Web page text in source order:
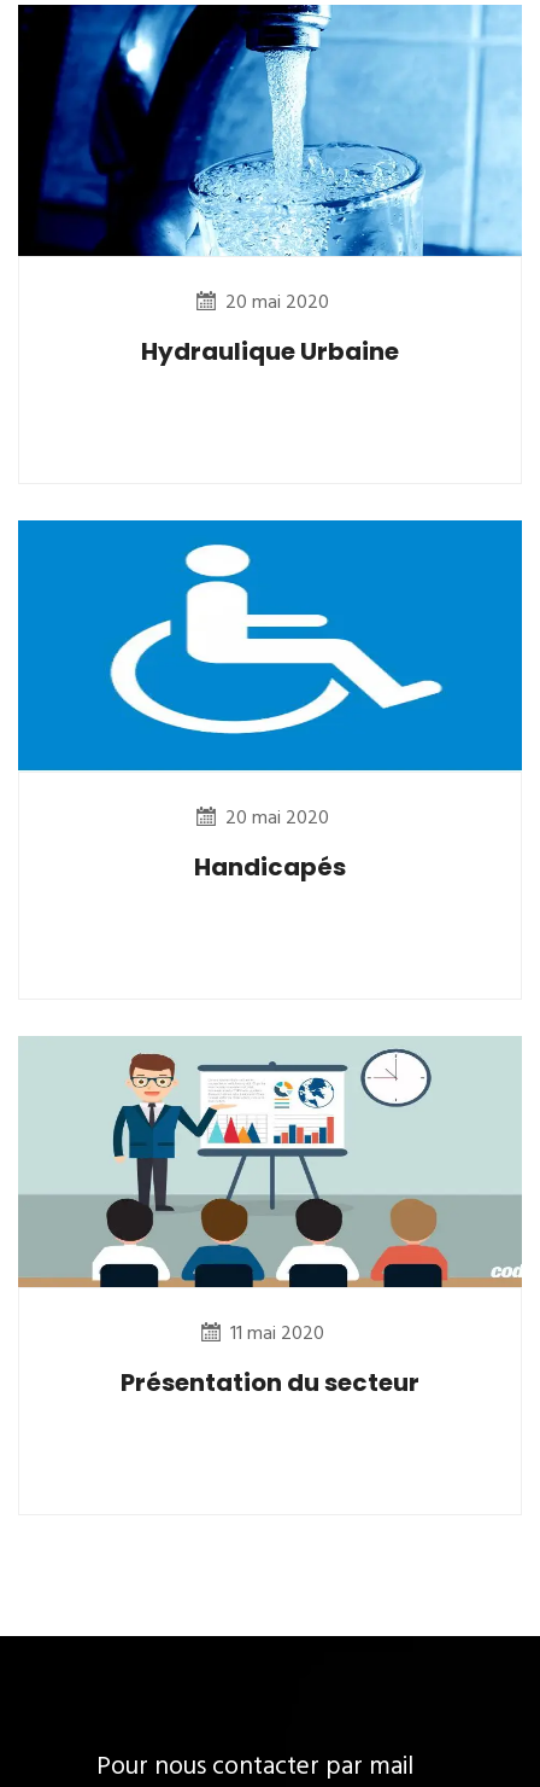
20 mai 2020
Hydraulique Urbaine
20 mai 2020
Handicapés
11 mai 2020
Présentation du secteur
Pour nous contacter par mail